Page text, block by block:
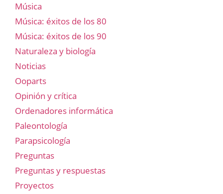
Música
Música: éxitos de los 80
Música: éxitos de los 90
Naturaleza y biología
Noticias
Ooparts
Opinión y crítica
Ordenadores informática
Paleontología
Parapsicología
Preguntas
Preguntas y respuestas
Proyectos